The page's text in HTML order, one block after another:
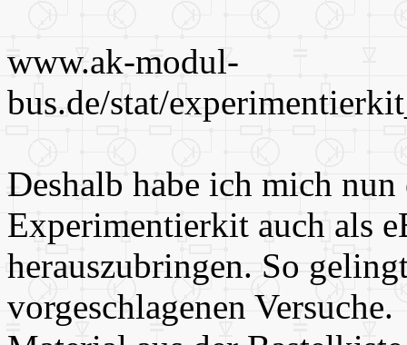
www.ak-modul-
bus.de/stat/
Deshalb habe ich mich
Experimentierkit auch als
herauszubringen. So
vorgeschlagenen Versuche.